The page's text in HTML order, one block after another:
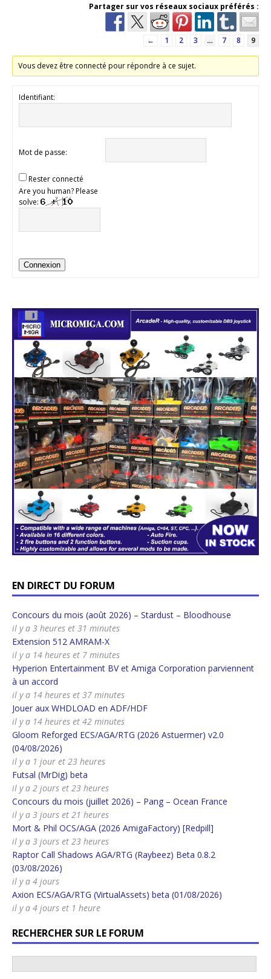
Partager sur vos réseaux sociaux préférés :
← 1 2 3 … 7 8 9
Vous devez être connecté pour répondre à ce sujet.
Identifiant:
Mot de passe:
Rester connecté
Are you human? Please
solve:
Connexion
EN DIRECT DU FORUM
Concours du mois (août 2026) – Stardust – Bloodhouse
il y a 3 heures et 31 minutes
Extension 512 AMRAM-X
il y a 14 heures et 7 minutes
Hyperion Entertainment BV et Amiga Corporation parviennent
à un accord
il y a 14 heures et 37 minutes
Jouer aux WHDLOAD en ADF/HDF
il y a 14 heures et 42 minutes
Gloom Reforged ECS/AGA/RTG (2026 Astuermer) v2.0
(04/08/2026)
il y a 1 jour et 23 heures
Futsal (MrDig) beta
il y a 2 jours et 23 heures
Concours du mois (juillet 2026) – Pang – Ocean France
il y a 3 jours et 21 heures
Mort & Phil OCS/AGA (2026 AmigaFactory) [Redpill]
il y a 3 jours et 23 heures
Raptor Call Shadows AGA/RTG (Raybeez) Beta 0.8.2
(03/08/2026)
il y a 4 jours
Axion ECS/AGA/RTG (VirtualAssets) beta (01/08/2026)
il y a 4 jours et 1 heure
RECHERCHER SUR LE FORUM